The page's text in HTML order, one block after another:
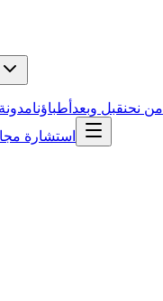
من نحنقبل وبعد أطباؤنا
استشارة